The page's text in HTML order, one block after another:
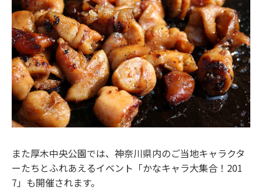
また厚木中央公園では、神奈川県内のご当地キャラクタ
ーたちとふれあえるイベント「かなキャラ大集合！201
7」も開催されます。